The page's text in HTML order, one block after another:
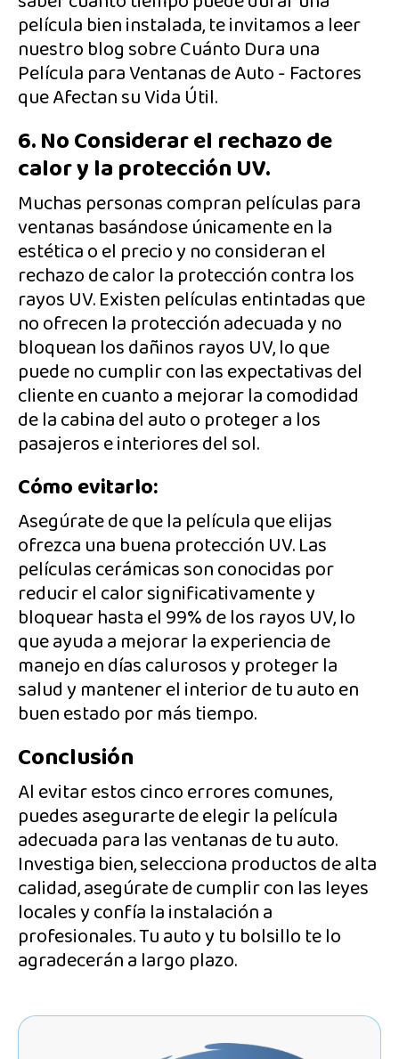
película bien instalada, te invitamos a leer
nuestro blog sobre Cuánto Dura una
Película para Ventanas de Auto - Factores
que Afectan su Vida Útil.
6. No Considerar el rechazo de
calor y la protección UV.
Muchas personas compran películas para
ventanas basándose únicamente en la
estética o el precio y no consideran el
rechazo de calor la protección contra los
rayos UV. Existen películas entintadas que
no ofrecen la protección adecuada y no
bloquean los dañinos rayos UV, lo que
puede no cumplir con las expectativas del
cliente en cuanto a mejorar la comodidad
de la cabina del auto o proteger a los
pasajeros e interiores del sol.
Cómo evitarlo:
Asegúrate de que la película que elijas
ofrezca una buena protección UV. Las
películas cerámicas son conocidas por
reducir el calor significativamente y
bloquear hasta el 99% de los rayos UV, lo
que ayuda a mejorar la experiencia de
manejo en días calurosos y proteger la
salud y mantener el interior de tu auto en
buen estado por más tiempo.
Conclusión
Al evitar estos cinco errores comunes,
puedes asegurarte de elegir la película
adecuada para las ventanas de tu auto.
Investiga bien, selecciona productos de alta
calidad, asegúrate de cumplir con las leyes
locales y confía la instalación a
profesionales. Tu auto y tu bolsillo te lo
agradecerán a largo plazo.